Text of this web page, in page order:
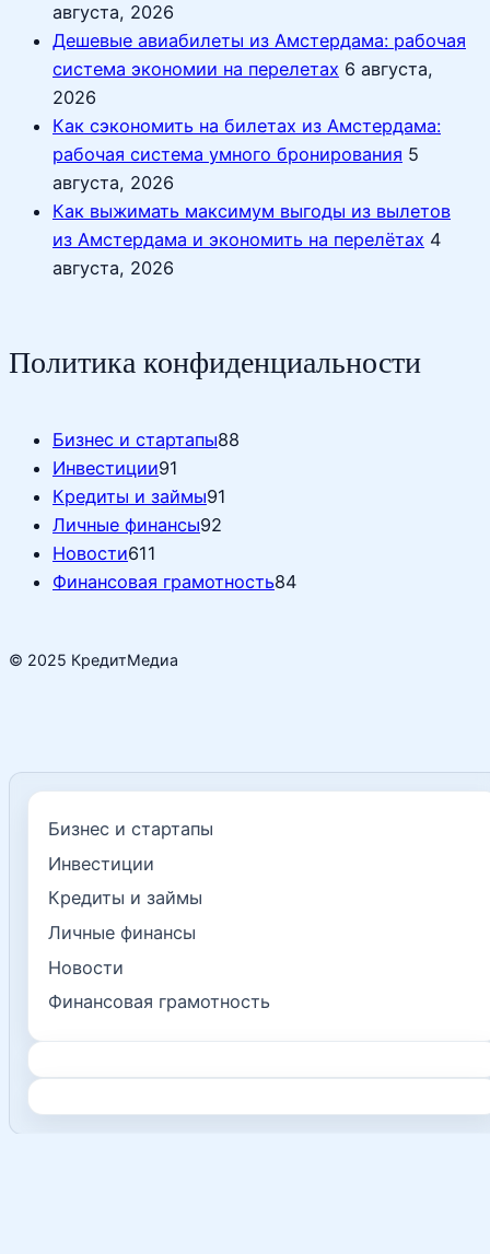
августа, 2026
Дешевые авиабилеты из Амстердама: рабочая
система экономии на перелетах 6 августа,
2026
Как сэкономить на билетах из Амстердама:
рабочая система умного бронирования 5
августа, 2026
Как выжимать максимум выгоды из вылетов
из Амстердама и экономить на перелётах 4
августа, 2026
Политика конфиденциальности
Бизнес и стартапы88
Инвестиции91
Кредиты и займы91
Личные финансы92
Новости611
Финансовая грамотность84
© 2025 КредитМедиа
Бизнес и стартапы
Инвестиции
Кредиты и займы
Личные финансы
Новости
Финансовая грамотность